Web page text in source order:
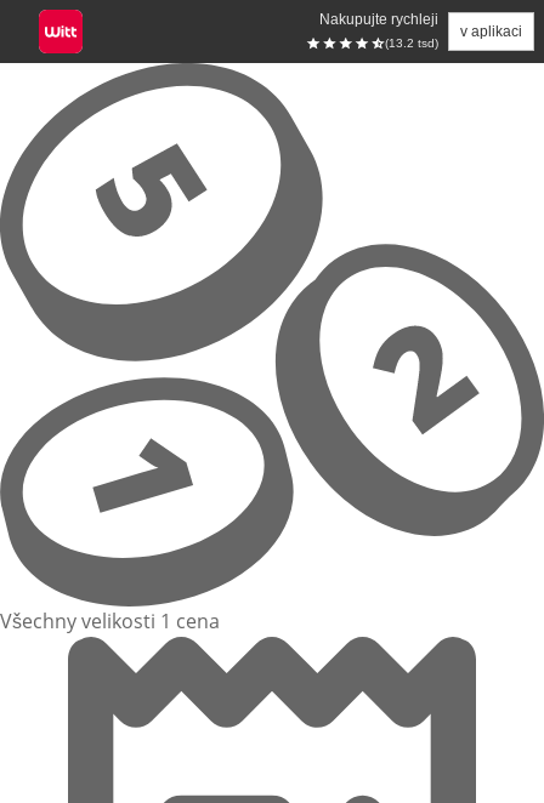
Nakupujte rychleji
(13.2 tsd)
v aplikaci
Přeskočit na hlavní obsah
Všechny velikosti 1 cena